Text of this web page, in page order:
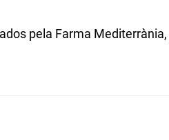
pela Farma Mediterrània,